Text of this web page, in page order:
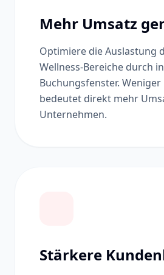
Mehr Umsatz
Optimiere die Auslastung
Wellness-Bereiche durch
Buchungsfenster.
bedeutet direkt mehr
Unternehmen.
Stärkere